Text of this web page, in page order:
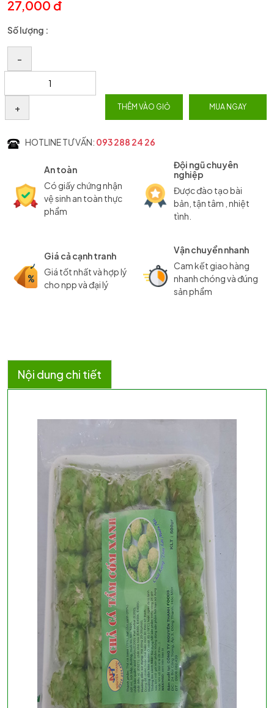
27,000 đ
Số lượng :
–
+ THÊM VÀO GIỎ MUA NGAY
HOTLINE TƯ VẤN: 093 288 24 26
An toàn
Có giấy chứng nhận
vệ sinh an toàn thực
phẩm
Đội ngũ chuyên
nghiệp
Được đào tạo bài
bản, tận tâm , nhiệt
tình.
Giá cả cạnh tranh
Giá tốt nhất và hợp lý
cho npp và đại lý
Vận chuyển nhanh
Cam kết giao hàng
nhanh chóng và đúng
sản phẩm
Nội dung chi tiết